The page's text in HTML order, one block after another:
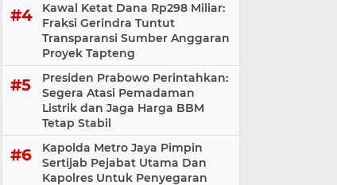
Kawal Ketat Dana Rp298 Miliar:
Fraksi Gerindra Tuntut
Transparansi Sumber Anggaran
Proyek Tapteng
Presiden Prabowo Perintahkan:
Segera Atasi Pemadaman
Listrik dan Jaga Harga BBM
Tetap Stabil
Kapolda Metro Jaya Pimpin
Sertijab Pejabat Utama Dan
Kapolres Untuk Penyegaran